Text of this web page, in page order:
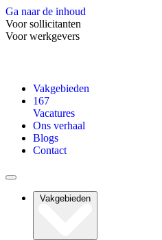
Ga naar de inhoud
Voor sollicitanten
Voor werkgevers
Vakgebieden
167
Vacatures
Ons verhaal
Blogs
Contact
Vakgebieden